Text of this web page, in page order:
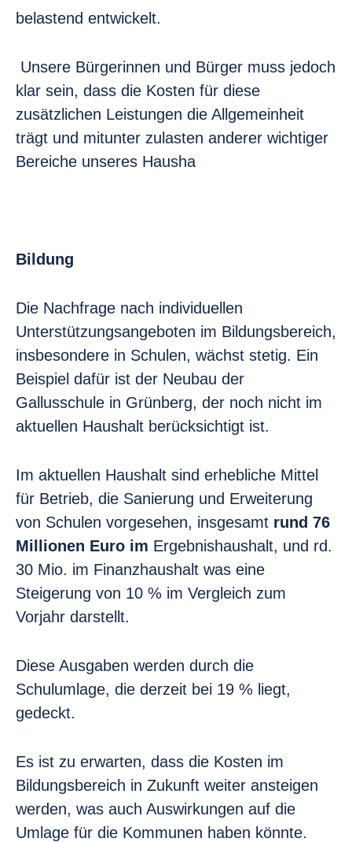
belastend entwickelt.
Unsere Bürgerinnen und Bürger muss jedoch
klar sein, dass die Kosten für diese
zusätzlichen Leistungen die Allgemeinheit
trägt und mitunter zulasten anderer wichtiger
Bereiche unseres Hausha
Bildung
Die Nachfrage nach individuellen
Unterstützungsangeboten im Bildungsbereich,
insbesondere in Schulen, wächst stetig. Ein
Beispiel dafür ist der Neubau der
Gallusschule in Grünberg, der noch nicht im
aktuellen Haushalt berücksichtigt ist.
Im aktuellen Haushalt sind erhebliche Mittel
für Betrieb, die Sanierung und Erweiterung
von Schulen vorgesehen, insgesamt rund 76
Millionen Euro im Ergebnishaushalt, und rd.
30 Mio. im Finanzhaushalt was eine
Steigerung von 10 % im Vergleich zum
Vorjahr darstellt.
Diese Ausgaben werden durch die
Schulumlage, die derzeit bei 19 % liegt,
gedeckt.
Es ist zu erwarten, dass die Kosten im
Bildungsbereich in Zukunft weiter ansteigen
werden, was auch Auswirkungen auf die
Umlage für die Kommunen haben könnte.